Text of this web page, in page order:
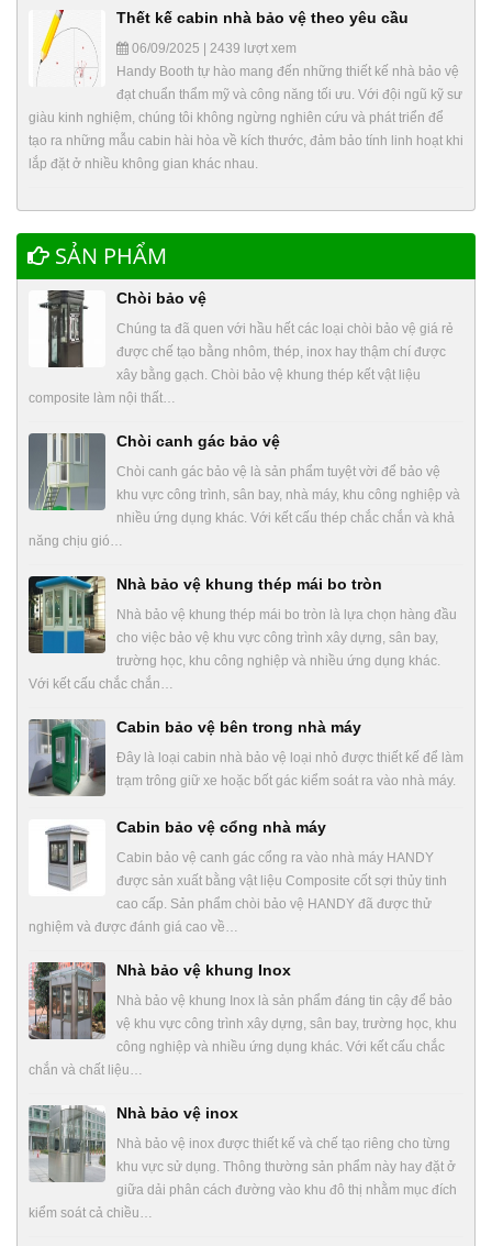
Thết kế cabin nhà bảo vệ theo yêu cầu
06/09/2025 | 2439 lượt xem
Handy Booth tự hào mang đến những thiết kế nhà bảo vệ
đạt chuẩn thẩm mỹ và công năng tối ưu. Với đội ngũ kỹ sư
giàu kinh nghiệm, chúng tôi không ngừng nghiên cứu và phát triển để
tạo ra những mẫu cabin hài hòa về kích thước, đảm bảo tính linh hoạt khi
lắp đặt ở nhiều không gian khác nhau.
SẢN PHẨM
Chòi bảo vệ
Chúng ta đã quen với hầu hết các loại chòi bảo vệ giá rẻ
được chế tạo bằng nhôm, thép, inox hay thậm chí được
xây bằng gạch. Chòi bảo vệ khung thép kết vật liệu
composite làm nội thất…
Chòi canh gác bảo vệ
Chòi canh gác bảo vệ là sản phẩm tuyệt vời để bảo vệ
khu vực công trình, sân bay, nhà máy, khu công nghiệp và
nhiều ứng dụng khác. Với kết cấu thép chắc chắn và khả
năng chịu gió…
Nhà bảo vệ khung thép mái bo tròn
Nhà bảo vệ khung thép mái bo tròn là lựa chọn hàng đầu
cho việc bảo vệ khu vực công trình xây dựng, sân bay,
trường học, khu công nghiệp và nhiều ứng dụng khác.
Với kết cấu chắc chắn…
Cabin bảo vệ bên trong nhà máy
Đây là loại cabin nhà bảo vệ loại nhỏ được thiết kế để làm
trạm trông giữ xe hoặc bốt gác kiểm soát ra vào nhà máy.
Cabin bảo vệ cổng nhà máy
Cabin bảo vệ canh gác cổng ra vào nhà máy HANDY
được sản xuất bằng vật liệu Composite cốt sợi thủy tinh
cao cấp. Sản phẩm chòi bảo vệ HANDY đã được thử
nghiệm và được đánh giá cao về…
Nhà bảo vệ khung Inox
Nhà bảo vệ khung Inox là sản phẩm đáng tin cậy để bảo
vệ khu vực công trình xây dựng, sân bay, trường học, khu
công nghiệp và nhiều ứng dụng khác. Với kết cấu chắc
chắn và chất liệu…
Nhà bảo vệ inox
Nhà bảo vệ inox được thiết kế và chế tạo riêng cho từng
khu vực sử dụng. Thông thường sản phẩm này hay đặt ở
giữa dải phân cách đường vào khu đô thị nhằm mục đích
kiểm soát cả chiều…